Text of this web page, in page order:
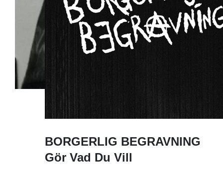
BORGERLIG BEGRAVNING
Gör Vad Du Vill